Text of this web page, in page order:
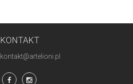
KONTAKT
kontakt@artelioni.pl